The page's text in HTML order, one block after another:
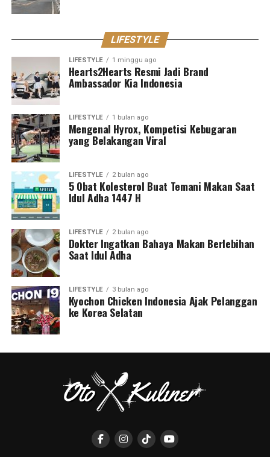
LIFESTYLE
LIFESTYLE 1 minggu ago
Hearts2Hearts Resmi Jadi Brand
Ambassador Kia Indonesia
LIFESTYLE 1 bulan ago
Mengenal Hyrox, Kompetisi Kebugaran
yang Belakangan Viral
LIFESTYLE 2 bulan ago
5 Obat Kolesterol Buat Temani Makan Saat
Idul Adha 1447 H
LIFESTYLE 2 bulan ago
Dokter Ingatkan Bahaya Makan Berlebihan
Saat Idul Adha
LIFESTYLE 3 bulan ago
Kyochon Chicken Indonesia Ajak Pelanggan
ke Korea Selatan